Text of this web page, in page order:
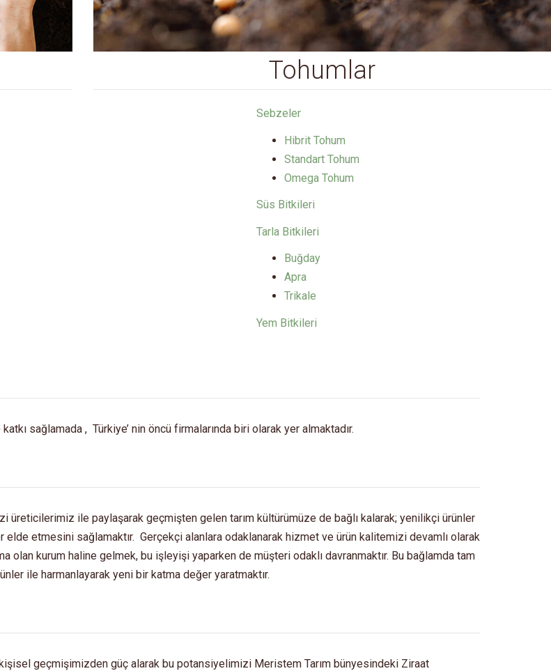
Tohumlar
Sebzeler
Hibrit Tohum
Standart Tohum
Omega Tohum
Süs Bitkileri
Tarla Bitkileri
Buğday
Apra
Trikale
Yem Bitkileri
sağlamada , Türkiye’ nin öncü firmalarında biri olarak yer almaktadır.
üreticilerimiz ile paylaşarak geçmişten gelen tarım kültürümüze de bağlı kalarak; yenilikçi ürünler
elde etmesini sağlamaktır. Gerçekçi alanlara odaklanarak hizmet ve ürün kalitemizi devamlı olarak
kurum haline gelmek, bu işleyişi yaparken de müşteri odaklı davranmaktır. Bu bağlamda tam
ile harmanlayarak yeni bir katma değer yaratmaktır.
kişisel geçmişimizden güç alarak bu potansiyelimizi Meristem Tarım bünyesindeki Ziraat